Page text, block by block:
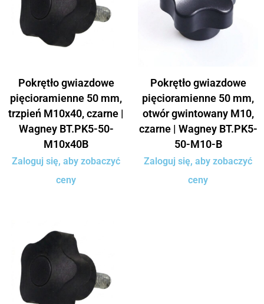
Pokrętło gwiazdowe
pięcioramienne 50 mm,
trzpień M10x40, czarne |
Wagney BT.PK5-50-
M10x40B
Zaloguj się, aby zobaczyć
ceny
Pokrętło gwiazdowe
pięcioramienne 50 mm,
otwór gwintowany M10,
czarne | Wagney BT.PK5-
50-M10-B
Zaloguj się, aby zobaczyć
ceny